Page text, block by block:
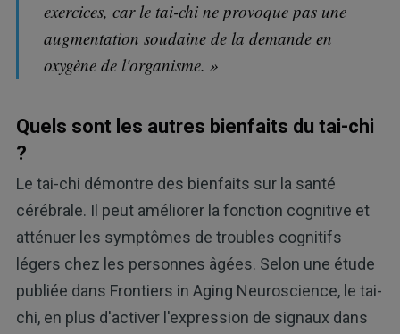
exercices, car le tai-chi ne provoque pas une
augmentation soudaine de la demande en
oxygène de l'organisme. »
Quels sont les autres bienfaits du tai-chi
?
Le tai-chi démontre des bienfaits sur la santé
cérébrale. Il peut améliorer la fonction cognitive et
atténuer les symptômes de troubles cognitifs
légers chez les personnes âgées. Selon une étude
publiée dans Frontiers in Aging Neuroscience, le tai-
chi, en plus d'activer l'expression de signaux dans